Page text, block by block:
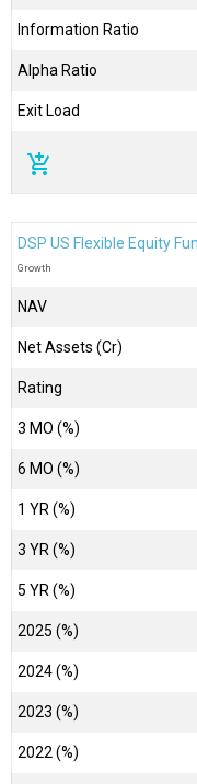
Information Ratio
Alpha Ratio
Exit Load
add_shopping_cart
DSP US Flexible Equity
Growth
NAV
Net Assets (Cr)
Rating
3 MO (%)
6 MO (%)
1 YR (%)
3 YR (%)
5 YR (%)
2025 (%)
2024 (%)
2023 (%)
2022 (%)